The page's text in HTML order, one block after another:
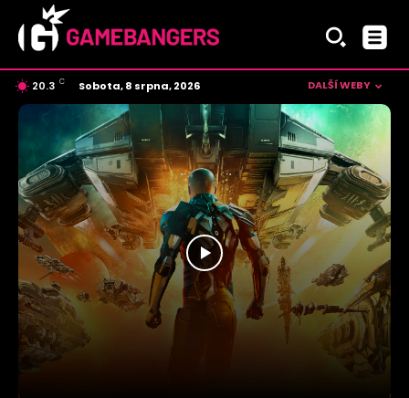
20.3 C Czech
Sobota, 8 srpna, 2026 DALŠÍ WEBY